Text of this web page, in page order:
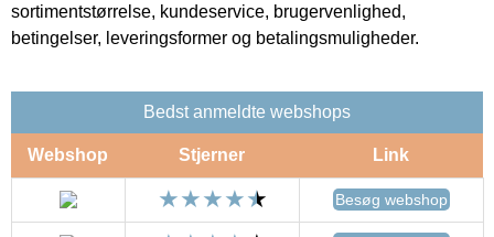
sortimentstørrelse, kundeservice, brugervenlighed,
betingelser, leveringsformer og betalingsmuligheder.
Bedst anmeldte webshops
Webshop Stjerner Link
Besøg webshop